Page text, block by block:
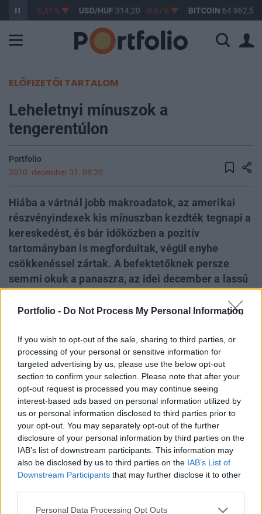
Portfolio - Do Not Process My Personal Information
If you wish to opt-out of the sale, sharing to third parties, or
processing of your personal or sensitive information for
targeted advertising by us, please use the below opt-out
section to confirm your selection. Please note that after your
opt-out request is processed you may continue seeing
interest-based ads based on personal information utilized by
us or personal information disclosed to third parties prior to
your opt-out. You may separately opt-out of the further
disclosure of your personal information by third parties on the
IAB’s list of downstream participants. This information may
also be disclosed by us to third parties on the IAB’s List of
Downstream Participants that may further disclose it to other
Personal Data Processing Opt Outs
363,17 -0,61% USD/HUF314,20 -0,87% BITCOIN64 962,59
ELŐFIZETŐI TARTALOM
Leheletnyi mínuszok a
tengerentúlon
Portfolio
2010. december 31. 08:20
Hiába a vártnál jobb makroadatok, az amerikai
részvényindexek kis mínuszban kezdték tegnapi a
kereskedést, és bár időközben a pozitív
tartományban is megfordultak, végül enyhe
csökkenéssel zártak. A befektetőknek persze
semmi okuk a panaszra, az idei december a lassú
eredményeket hozott. Ázsiában csak néhány
voltak a tőzsdék, ott többnyire enyhe emelkedés
volt megfigyelhető. Az amerikai határidős indexek
minimális pluszban tartózkodnak.
Az elmúlt napok lassú hegymenete után tegnap kisebb
mínuszban kezdték a kereskedést az amerikai piacok, még
a vártnál jobb makroadatok sem tudták jó kedvre deríteni a
befektetőket. Bár röviddel a zárás előtt azonban sikerült
ismét pozitív tartományba fordulniuk az indexeknek, a
keresledést végül mégiscsak enyhe csökkenéssel fejezték
be. A Dow 0,1, az S&P 500 és a Nasdaq...